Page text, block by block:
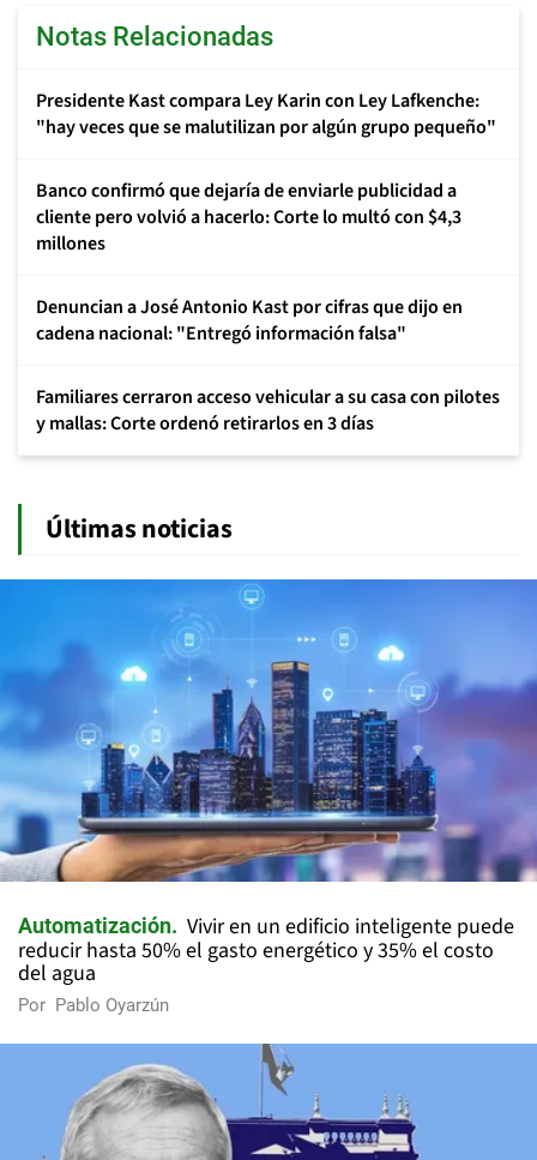
Notas Relacionadas
Presidente Kast compara Ley Karin con Ley Lafkenche:
"hay veces que se malutilizan por algún grupo pequeño"
Banco confirmó que dejaría de enviarle publicidad a
cliente pero volvió a hacerlo: Corte lo multó con $4,3
millones
Denuncian a José Antonio Kast por cifras que dijo en
cadena nacional: "Entregó información falsa"
Familiares cerraron acceso vehicular a su casa con pilotes
y mallas: Corte ordenó retirarlos en 3 días
Últimas noticias
Automatización
Vivir en un edificio inteligente puede
reducir hasta 50% el gasto energético y 35% el costo
del agua
Por Pablo Oyarzún